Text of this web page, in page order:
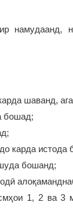
намудаанд,
шаванд,
бошад;
карда истода
бошанд;
1, 2 ва 3